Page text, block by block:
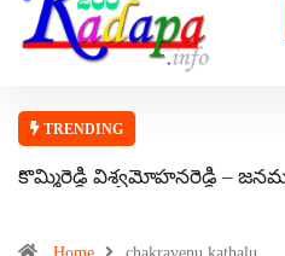
TRENDING
కొమ్మిరెడ్డి విశ్వమోహనరెడ్డి –